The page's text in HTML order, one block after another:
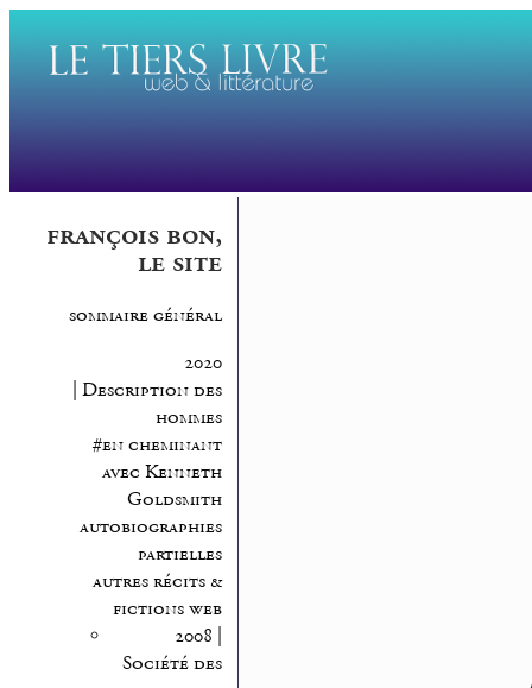
françois bon,
le site
sommaire général
2020
| Description des
hommes
#en cheminant
avec Kenneth
Goldsmith
autobiographies
partielles
autres récits &
fictions web
2008 |
Société des